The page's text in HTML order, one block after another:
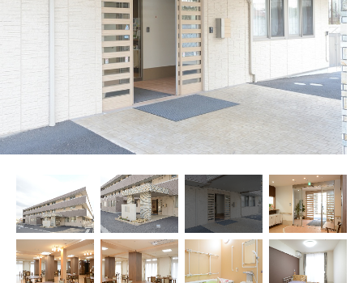
有料老人ホームとは
認知症のおはなし
小規模多機能型居宅介護とは
お問い合わせフォーム
お気に入り 資料請求 見学予約
ご入居までの流れ
介護保険の仕組み
FAQ
運営会社